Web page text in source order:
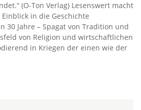
(O-Ton Verlag) Lesenswert macht
in die Geschichte
30 Jahre – Spagat von Tradition und
von Religion und wirtschaftlichen
in Kriegen der einen wie der